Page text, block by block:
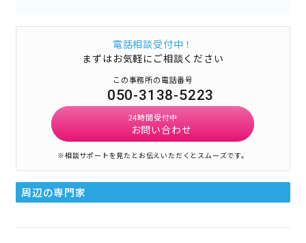
電話相談受付中！
まずはお気軽にご相談ください
この事務所の電話番号
050-3138-5223
24時間受付中
お問い合わせ
※相談サポートを見たとお伝えいただくとスムーズです。
周辺の専門家